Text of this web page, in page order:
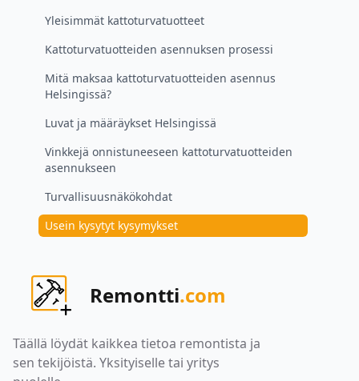
Yleisimmät kattoturvatuotteet
Kattoturvatuotteiden asennuksen prosessi
Mitä maksaa kattoturvatuotteiden asennus
Helsingissä?
Luvat ja määräykset Helsingissä
Vinkkejä onnistuneeseen kattoturvatuotteiden
asennukseen
Turvallisuusnäkökohdat
Usein kysytyt kysymykset
Remontti.com
Täällä löydät kaikkea tietoa remontista ja
sen tekijöistä. Yksityiselle tai yritys